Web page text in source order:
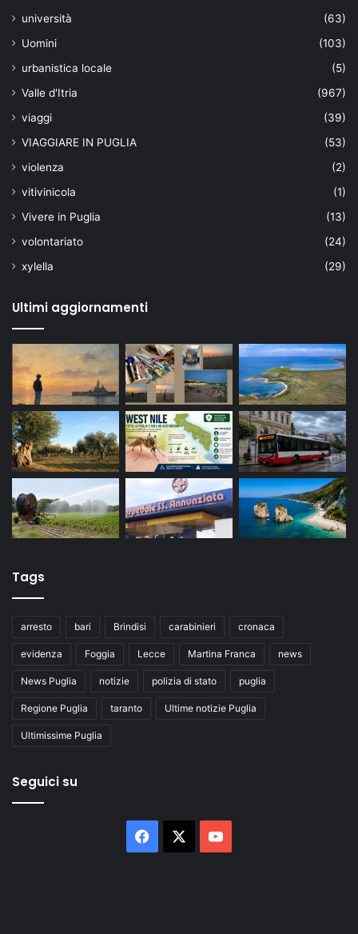
università
(63)
Uomini
(103)
urbanistica locale
(5)
Valle d'Itria
(967)
viaggi
(39)
VIAGGIARE IN PUGLIA
(53)
violenza
(2)
vitivinicola
(1)
Vivere in Puglia
(13)
volontariato
(24)
xylella
(29)
Ultimi aggiornamenti
Tags
arresto bari Brindisi carabinieri cronaca
evidenza Foggia Lecce Martina Franca news
News Puglia notizie polizia di stato puglia
Regione Puglia taranto Ultime notizie Puglia
Ultimissime Puglia
Seguici su
Facebook